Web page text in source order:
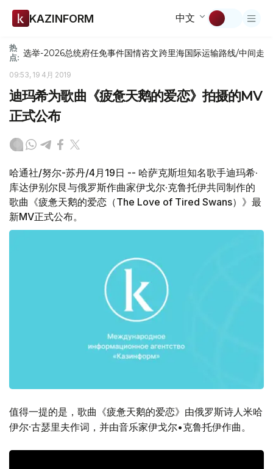
KAZINFORM 中文
热
点: 选举-2026总统府任免事件国情咨文跨里海国际运输路线/中间走廊
09:53, 19 4月 2019
迪玛希为歌曲《疲惫天鹅的爱恋》拍摄的MV
正式公布
哈通社/努尔-苏丹/4月19日 -- 哈萨克斯坦知名歌手迪玛希·
库达伊别尔艮与俄罗斯作曲家伊戈尔·克鲁托伊共同制作的
歌曲《疲惫天鹅的爱恋（The Love of Tired Swans）》最
新MV正式公布。
值得一提的是，歌曲《疲惫天鹅的爱恋》由俄罗斯诗人米哈
伊尔·古瑟里夫作词，并由音乐家伊戈尔•克鲁托伊作曲。